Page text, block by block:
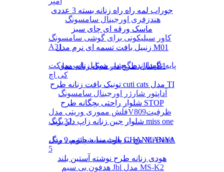
هندزفری اورجینال سامسونگ
کاور سیلیکونی برای گوشی سامسونگ
A31
پایه نگهدارنده گوشی موبایل پاپ سوکت
کی اچ
آداپتور شارژر اورجینال سامسونگ
فلش مموری وریتی مدلV809ظرفیت
32 گیگ
مچ بند هوشمند شیائومی مدل Mi Band
5
هدفون بی سیم Jbl مدل MS-K2
جوراب لمه راه راه زنانه بسته 3 عددی
ماسک ورقه ای چای سبز
زنبیل بافت تسمه ای نرم مدل M01
شال طرح دار شیک زنانه مدل B1
تونیک بافت زنانه طرح cuti cats مدل TI
شلوار راحتی بچگانه طرح STOP
شلوار جین زنانه زاپ دار برند miss one
پالت سایه چشم 9 رنگ CHANLANYA
هودی زنانه طرح نوشته آستین بلند